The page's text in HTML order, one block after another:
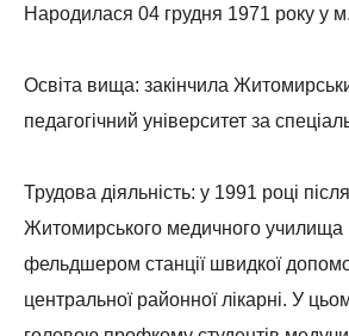
Народилася 04 грудня 1971 року у
Освіта вища: закінчила
педагогічний університет за
Трудова діяльність: у 1991 році
Житомирського медичного
фельдшером станції швидкої
центральної районної лікарні. У